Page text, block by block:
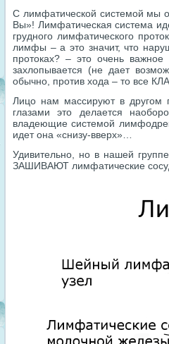
С лимфатической системой мы
Вы»! Лимфатическая система
грудного лимфатического
лимфы – а это значит, что
протоках? – это очень
захлопывается (не дает
обычно, против хода – то все
Лицо нам массируют в
глазами это делается
владеющие системой
идет она «снизу-вверх»…
Удивительно, но в нашей
ЗАШИВАЮТ лимфатические